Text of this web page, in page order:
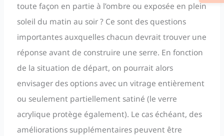
toute façon en partie à l’ombre ou exposée en plein
soleil du matin au soir ? Ce sont des questions
importantes auxquelles chacun devrait trouver une
réponse avant de construire une serre. En fonction
de la situation de départ, on pourrait alors
envisager des options avec un vitrage entièrement
ou seulement partiellement satiné (le verre
acrylique protège également). Le cas échéant, des
améliorations supplémentaires peuvent être